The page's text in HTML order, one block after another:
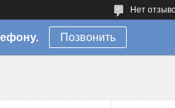
Нет
Позвонить